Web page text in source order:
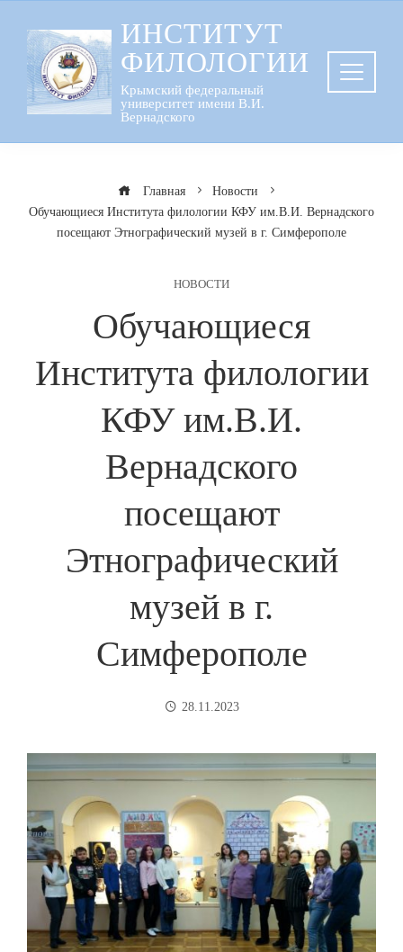
содержанию
ИНСТИТУТ
ФИЛОЛОГИИ
Крымский федеральный
университет имени В.И.
Вернадского
Главная
Новости
Обучающиеся Института филологии КФУ им.В.И. Вернадского
посещают Этнографический музей в г. Симферополе
НОВОСТИ
Обучающиеся
Института филологии
КФУ им.В.И.
Вернадского
посещают
Этнографический
музей в г.
Симферополе
28.11.2023